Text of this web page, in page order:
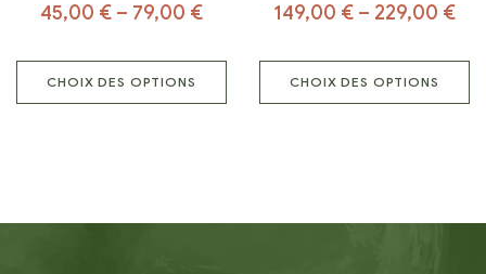
45,00 € – 79,00 €
CHOIX DES OPTIONS
149,00 € – 229,00 €
CHOIX DES OPTIONS